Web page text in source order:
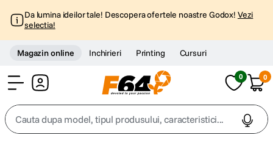
Da lumina ideilor tale! Descopera ofertele noastre Godox! Vezi
selectia!
Magazin online Inchirieri Printing Cursuri
0 0
Cauta dupa model, tipul produsului, caracteristici...